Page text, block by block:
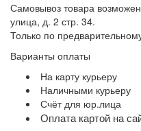
Самовывоз товара
улица, д. 2 стр. 34.
Только по
Варианты оплаты
На карту курьеру
Наличными курьеру
Счёт для юр.лица
Оплата картой на